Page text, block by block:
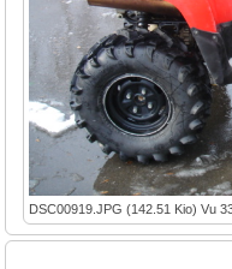
DSC00919.JPG (142.51 Kio) Vu